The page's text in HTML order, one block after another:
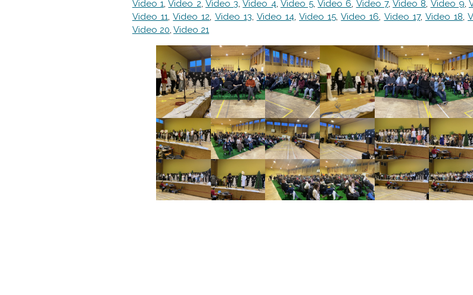
Video 1,Video 2, Video 3,Video 4, Video 5,Video 6, Video 7,Video 8, Video 9,
Video 11,Video 12, Video 13, Video 14, Video 15,Video 16, Video 17, Video 18,
Video 20, Video 21